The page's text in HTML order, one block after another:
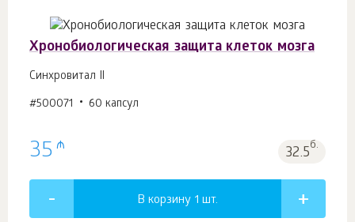
Хронобиологическая защита клеток мозга
Синхровитал II
#500071 60 капсул
35 ₼ 32.5б.
В корзину 1 шт.